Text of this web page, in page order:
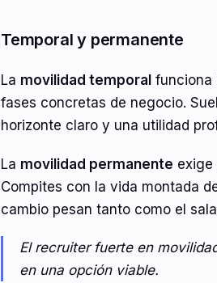
Temporal y permanente
La movilidad temporal funciona
fases concretas de negocio.
horizonte claro y una utilidad
La movilidad permanente exige
Compites con la vida montada
cambio pesan tanto como el
El recruiter fuerte en
en una opción viable.